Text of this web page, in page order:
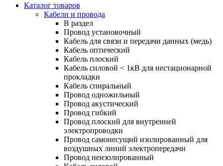
Каталог товаров
Кабели и провода
В раздел
Провод установочный
Кабель для связи и передачи данных (медь)
Кабель оптический
Кабель плоский
Кабель силовой < 1кВ для нестационарной
прокладки
Кабель спиральный
Провод одножильный
Провод акустический
Провод гибкий
Провод плоский для внутренней
электропроводки
Провод самонесущий изолированный для
воздушных линий электропередачи
Провод неизолированный